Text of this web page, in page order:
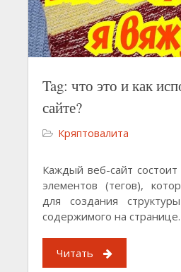
Tag: что это и как
сайте?
Кряптовалита
Каждый веб-сайт
элементов (тегов),
для создания
содержимого на
Читать